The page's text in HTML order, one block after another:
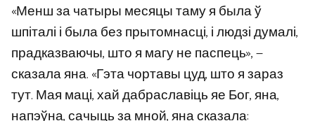
«Менш за чатыры месяцы таму я была ў
шпіталі і была без прытомнасці, і людзі думалі,
прадказваючы, што я магу не паспець», —
сказала яна. «Гэта чортавы цуд, што я зараз
тут. Мая маці, хай дабраславіць яе Бог, яна,
напэўна, сачыць за мной, яна сказала: